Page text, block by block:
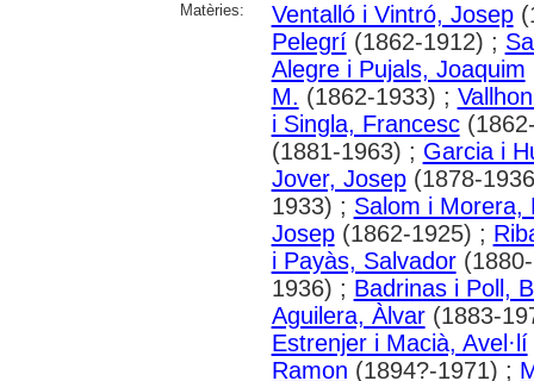
Matèries:
Ventalló i Vintró, Josep
Pelegrí(1862-1912) ;
Alegre i Pujals, Joaquim
M. (1862-1933) ;
i Singla, Francesc
(1881-1963) ; Garcia i
Jover, Josep(1878-
1933) ; Salom i Morera,
Josep(1862-1925) ;
i Payàs, Salvador
1936) ; Badrinas i Poll,
Aguilera, Àlvar(1883-
Estrenjer i Macià, Avel·lí
Ramon (1894?-1971) ;